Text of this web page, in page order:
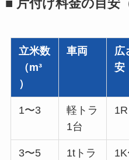
■ 片付け料金の目安
立米数
（m³
）
車両
広
安
1〜3
軽トラ
1台
1R
3〜5
1tトラ